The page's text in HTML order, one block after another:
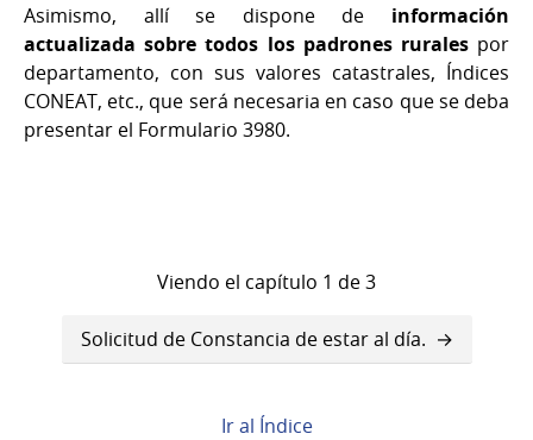
Asimismo, allí se dispone de información
actualizada sobre todos los padrones ruralespor
departamento, con sus valores catastrales, Índices
CONEAT, etc., que será necesaria en caso que se deba
presentar el Formulario 3980.
Viendo el capítulo 1 de 3
Enlaces
transversales
Solicitud de Constancia de estar al día.
Ir al Índice